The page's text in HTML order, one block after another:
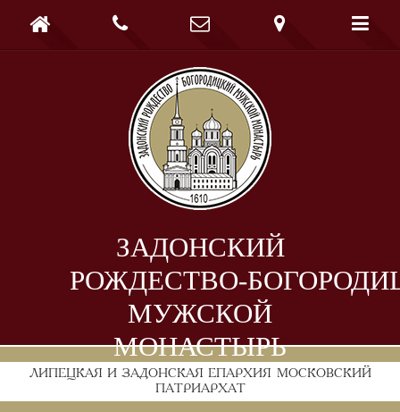
ЗАДОНСКИЙ
РОЖДЕСТВО-
МУЖСКОЙ
МОНАСТЫРЬ
ЛИПЕЦКАЯ И ЗАДОНСКАЯ ЕПАРХИЯ МОСКОВСКИЙ
ПАТРИАРХАТ
    